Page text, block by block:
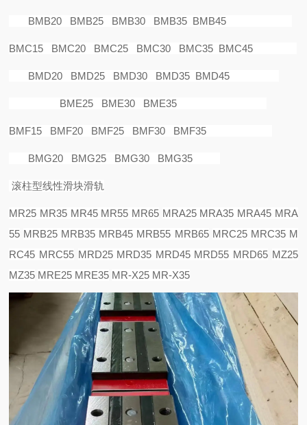
BMB20 BMB25 BMB30 BMB35 BMB45
BMC15 BMC20 BMC25 BMC30 BMC35 BMC45
BMD20 BMD25 BMD30 BMD35 BMD45
BME25 BME30 BME35
BMF15 BMF20 BMF25 BMF30 BMF35
BMG20 BMG25 BMG30 BMG35
滚柱型线性滑块滑轨
MR25 MR35 MR45 MR55 MR65 MRA25 MRA35 MRA45 MRA
55 MRB25 MRB35 MRB45 MRB55 MRB65 MRC25 MRC35 M
RC45 MRC55 MRD25 MRD35 MRD45 MRD55 MRD65 MZ25
MZ35 MRE25 MRE35 MR-X25 MR-X35